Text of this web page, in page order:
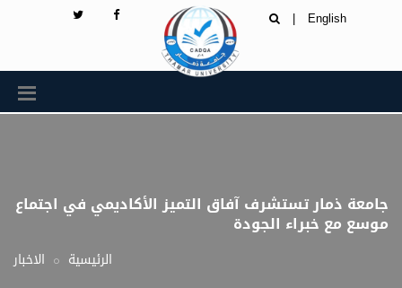
English
|
جامعة ذمار تستشرف آفاق التميز الأكاديمي في اجتماع
موسع مع خبراء الجودة
الرئيسية الاخبار